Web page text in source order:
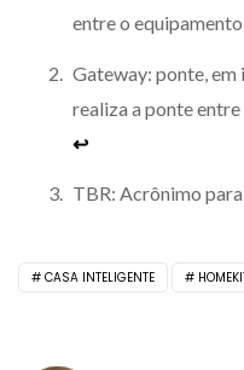
entre o
Gateway: ponte, em
realiza a ponte
↩︎
TBR: Acrônimo
CASA INTELIGENTE